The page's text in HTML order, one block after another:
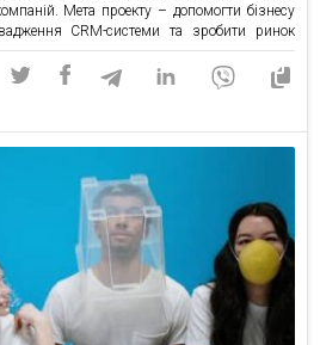
Мета проекту – допомогти бізнесу
CRM-системи та зробити ринок
та зрозумілим для замовників. На ринку
сотні компаній. При цьому бізнес, який